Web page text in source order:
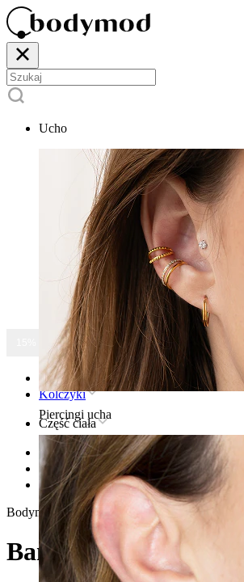
Ucho
Piercingi ucha
15% ZNIŻKI NA CAŁĄ BIŻUTERIĘ
Strona główna
Kolczyki
Część ciała
Usta
Biżuteria do piercingu ust z tytanu
Banan z kolcami z tytanu
Bodymod Premium
Banan z kolcami z